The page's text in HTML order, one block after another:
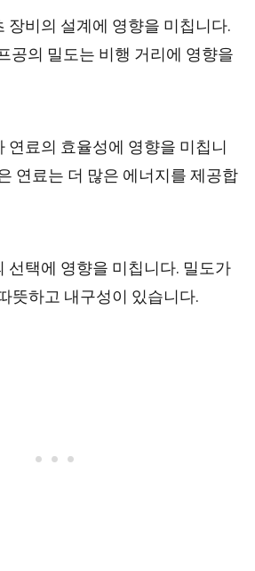
장비의 설계에 영향을 미칩니다.
공의 밀도는 비행 거리에 영향을
연료의 효율성에 영향을 미칩니
연료는 더 많은 에너지를 제공합
선택에 영향을 미칩니다. 밀도가
뜻하고 내구성이 있습니다.